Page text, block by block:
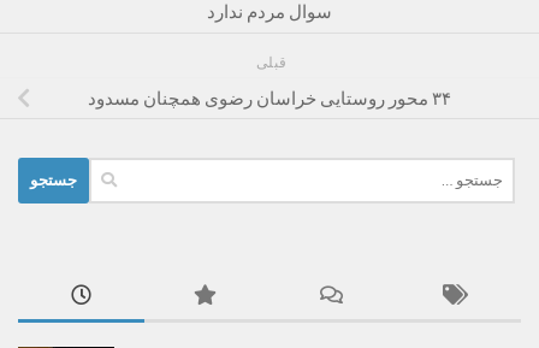
سوال مردم ندارد
قبلی
۳۴ محور روستایی خراسان رضوی همچنان مسدود
برای: